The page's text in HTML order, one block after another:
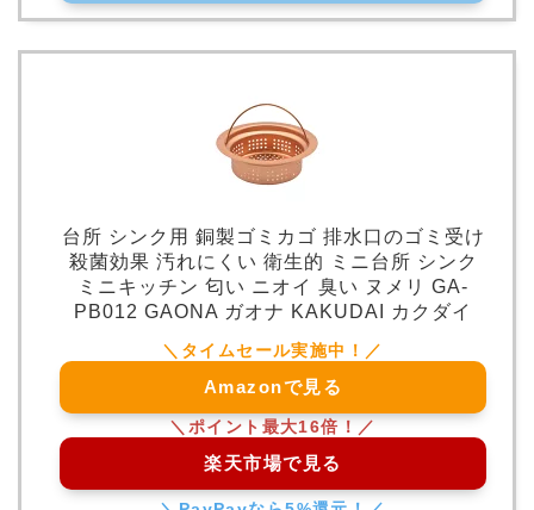
台所 シンク用 銅製ゴミカゴ 排水口のゴミ受け
殺菌効果 汚れにくい 衛生的 ミニ台所 シンク
ミニキッチン 匂い ニオイ 臭い ヌメリ GA-
PB012 GAONA ガオナ KAKUDAI カクダイ
Amazonで見る
楽天市場で見る